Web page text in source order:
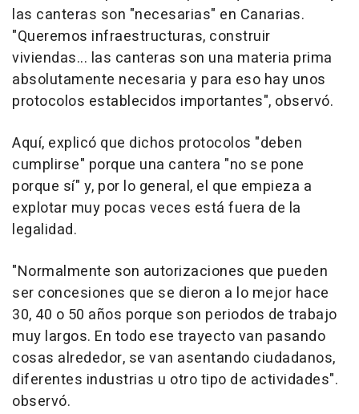
las canteras son "necesarias" en Canarias.
"Queremos infraestructuras, construir
viviendas... las canteras son una materia prima
absolutamente necesaria y para eso hay unos
protocolos establecidos importantes", observó.
Aquí, explicó que dichos protocolos "deben
cumplirse" porque una cantera "no se pone
porque sí" y, por lo general, el que empieza a
explotar muy pocas veces está fuera de la
legalidad.
"Normalmente son autorizaciones que pueden
ser concesiones que se dieron a lo mejor hace
30, 40 o 50 años porque son periodos de trabajo
muy largos. En todo ese trayecto van pasando
cosas alrededor, se van asentando ciudadanos,
diferentes industrias u otro tipo de actividades".
observó.